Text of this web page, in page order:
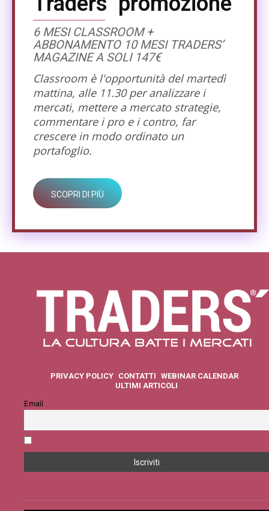
6 MESI CLASSROOM +
ABBONAMENTO 10 MESI TRADERS’
MAGAZINE A SOLI 147€
Classroom è l'opportunità del martedì
mattina, alle 11.30 per analizzare i
mercati, mettere a mercato strategie,
commentare i pro e i contro, far
crescere in modo ordinato un
portafoglio.
SCOPRI DI PIÙ
PRIVACY POLICY CONTATTI WEBINAR CALENDAR
ULTIMI ARTICOLI
Email